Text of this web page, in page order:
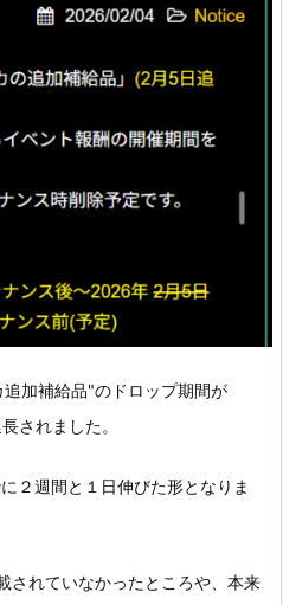
加補給品"のドロップ期間が
されました。
２週間と１日伸びた形となりま
されていなかったところや、本来